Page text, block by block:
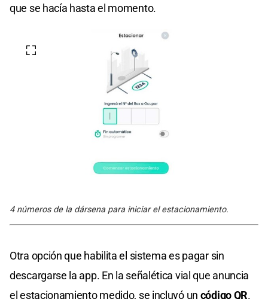
que se hacía hasta el momento.
4 números de la dársena para iniciar el estacionamiento.
Otra opción que habilita el sistema es pagar sin
descargarse la app. En la señalética vial que anuncia
el estacionamiento medido, se incluyó un código QR.